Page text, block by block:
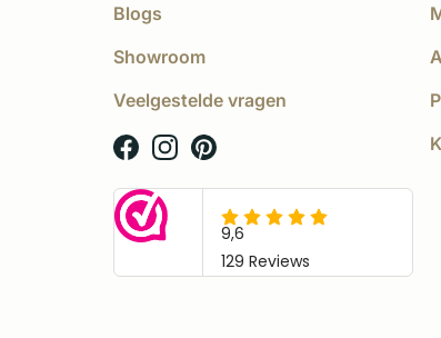
Blogs
Showroom
Veelgestelde vragen